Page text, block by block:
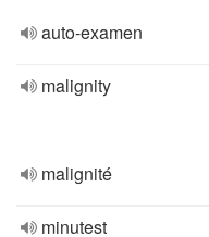
auto-examen
malignity
malignité
minutest